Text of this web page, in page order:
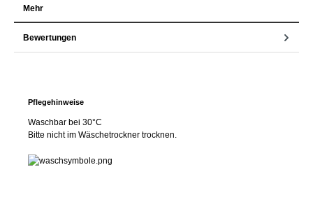
Mehr
Bewertungen
Pflegehinweise
Waschbar bei 30°C
Bitte nicht im Wäschetrockner trocknen.